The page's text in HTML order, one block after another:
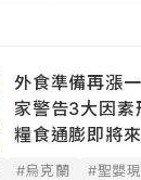
外食準備再漲
家警告3大因
糧食通膨即將
#烏克蘭 #聖嬰